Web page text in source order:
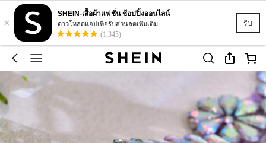
รับ
×
SHEIN-เสื้อผ้าแฟชั่น ช้อปปิ้งออนไลน์
ดาวโหลดแอปเพื่อรับส่วนลดเพิ่มเติม
(1,345)